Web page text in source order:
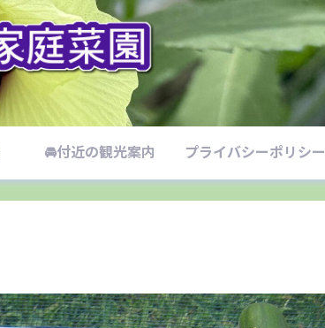
🚘付近の観光案内 プライバシーポリシー